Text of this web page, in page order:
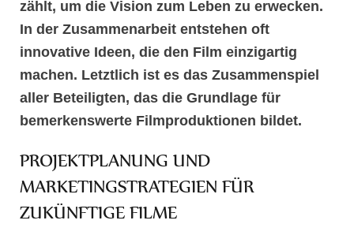
zählt, um die Vision zum Leben zu erwecken.
In der Zusammenarbeit entstehen oft
innovative Ideen, die den Film einzigartig
machen. Letztlich ist es das Zusammenspiel
aller Beteiligten, das die Grundlage für
bemerkenswerte Filmproduktionen bildet.
PROJEKTPLANUNG UND
MARKETINGSTRATEGIEN FÜR
ZUKÜNFTIGE FILME